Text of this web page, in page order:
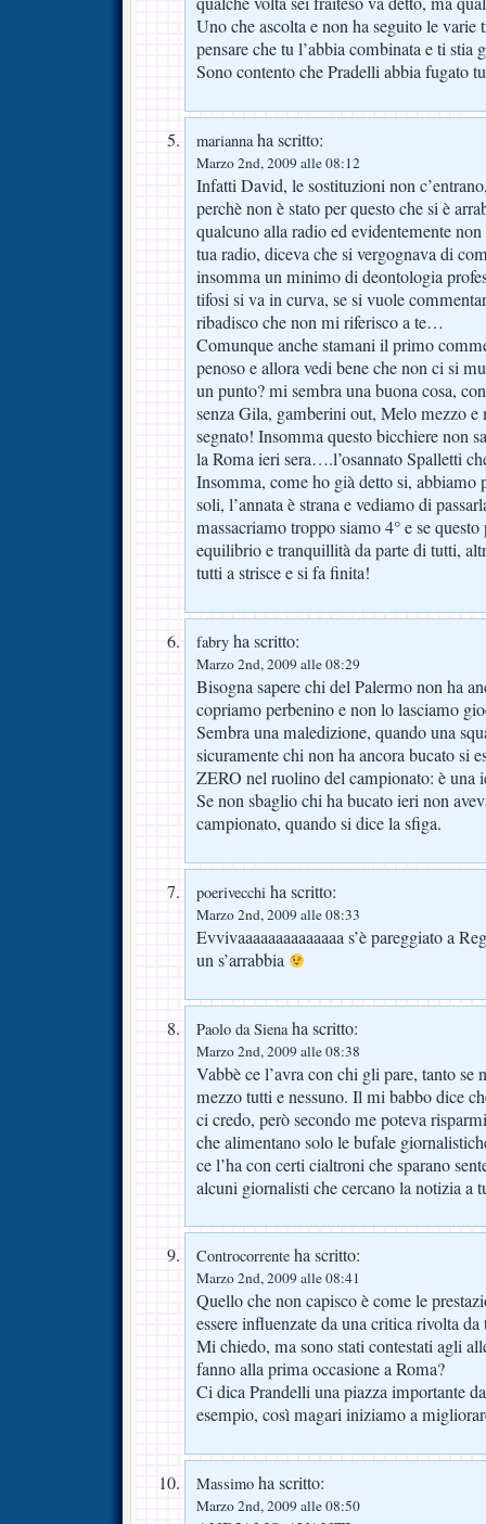
Uno che ascolta e non ha seguito le varie
pensare che tu l’abbia combinata e ti stia
Sono contento che Pradelli abbia fugato
mariannaha scritto:
Marzo 2nd, 2009 alle 08:12
Infatti David, le sostituzioni non
perchè non è stato per questo che si è
qualcuno alla radio ed evidentemente
tua radio, diceva che si vergognava di
insomma un minimo di deontologia
tifosi si va in curva, se si vuole
ribadisco che non mi riferisco a te…
Comunque anche stamani il primo
penoso e allora vedi bene che non ci si
un punto? mi sembra una buona cosa,
senza Gila, gamberini out, Melo mezzo e
segnato! Insomma questo bicchiere non
la Roma ieri sera….l’osannato Spalletti
Insomma, come ho già detto si, abbiamo
soli, l’annata è strana e vediamo di
massacriamo troppo siamo 4° e se
equilibrio e tranquillità da parte di tutti,
tutti a strisce e si fa finita!
fabry ha scritto:
Marzo 2nd, 2009 alle 08:29
Bisogna sapere chi del Palermo non ha
copriamo perbenino e non lo lasciamo
Sembra una maledizione, quando una
sicuramente chi non ha ancora bucato si
ZERO nel ruolino del campionato: è una
Se non sbaglio chi ha bucato ieri non
campionato, quando si dice la sfiga.
poerivecchi ha scritto:
Marzo 2nd, 2009 alle 08:33
Evvivaaaaaaaaaaaaaa s’è pareggiato a
un s’arrabbia
Paolo da Sienaha scritto:
Marzo 2nd, 2009 alle 08:38
Vabbè ce l’avra con chi gli pare, tanto
mezzo tutti e nessuno. Il mi babbo dice
ci credo, però secondo me poteva
che alimentano solo le bufale
ce l’ha con certi cialtroni che sparano
alcuni giornalisti che cercano la notizia a
Controcorrente ha scritto:
Marzo 2nd, 2009 alle 08:41
Quello che non capisco è come le
essere influenzate da una critica rivolta
Mi chiedo, ma sono stati contestati agli
fanno alla prima occasione a Roma?
Ci dica Prandelli una piazza importante
esempio, così magari iniziamo a
Massimo ha scritto:
Marzo 2nd, 2009 alle 08:50